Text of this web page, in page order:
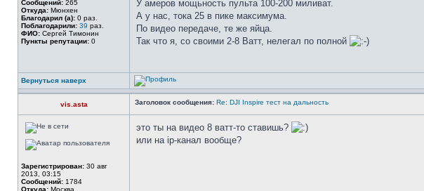
Сообщений: 265
Откуда: Мюнхен
Благодарил (а): 0 раз.
Поблагодарили: 39 раз.
ФИО: Сергей Тимонин
Пункты репутации: 0
У амеров мощьность пульта 100-200 миливат.
А у нас, тока 25 в пике максимума.
По видео передаче, те же яйца.
Так что я, со своими 2-8 Ватт, нелегал по полной
Вернуться наверх
vis.asta Заголовок сообщения: Re: DJI Inspire тест на дальность
Зарегистрирован: 30 авг
2013, 03:15
Сообщений: 1784
Откуда: Москва
это ты на видео 8 ватт-то ставишь?
или на ip-канал вообще?